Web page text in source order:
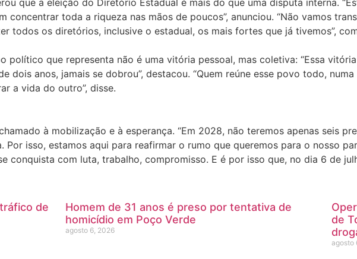
concentrar toda a riqueza nas mãos de poucos”, anunciou. “Não vamos
todos os diretórios, inclusive o estadual, os mais fortes que já tivemos”,
político que representa não é uma vitória pessoal, mas coletiva: “Essa
dois anos, jamais se dobrou”, destacou. “Quem reúne esse povo todo,
a vida do outro”, disse.
à mobilização e à esperança. “Em 2028, não teremos apenas seis
isso, estamos aqui para reafirmar o rumo que queremos para o nosso
conquista com luta, trabalho, compromisso. E é por isso que, no dia 6 de
de
Homem de 31 anos é preso por tentativa de
homicídio em Poço Verde
agosto 6, 2026
de
agosto